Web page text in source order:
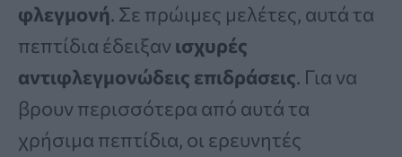
φλεγμονή. Σε πρώιμες μελέτες, αυτά τα
πεπτίδια έδειξαν ισχυρές
αντιφλεγμονώδεις επιδράσεις. Για να
βρουν περισσότερα από αυτά τα
χρήσιμα πεπτίδια, οι ερευνητές